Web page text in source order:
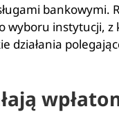
bankowymi.
instytucji, z
działania